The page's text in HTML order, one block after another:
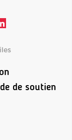
de soutien